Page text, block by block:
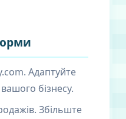
Адаптуйте
бізнесу.
Збільште